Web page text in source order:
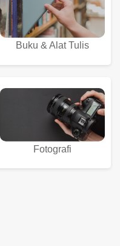
Buku & Alat Tulis
Fotografi